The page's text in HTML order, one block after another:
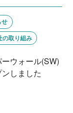
せ
の取り組み
ーウォール(SW)
しました